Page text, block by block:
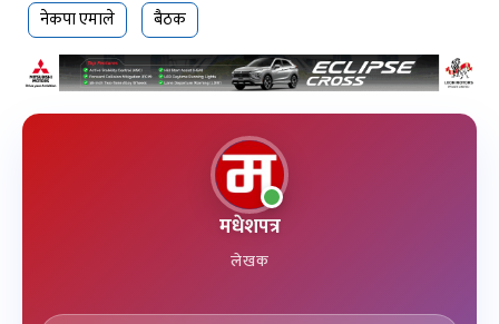
नेकपा एमाले बैठक
मधेशपत्र
लेखक